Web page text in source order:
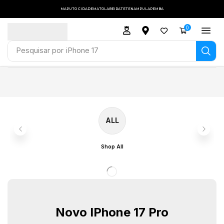
MAPUTO CIDADEMATOLABEIRATETENAMPULAPEMBA
Pesquisar por iPhone 17
0
ALL
Shop All
Novo IPhone 17 Pro